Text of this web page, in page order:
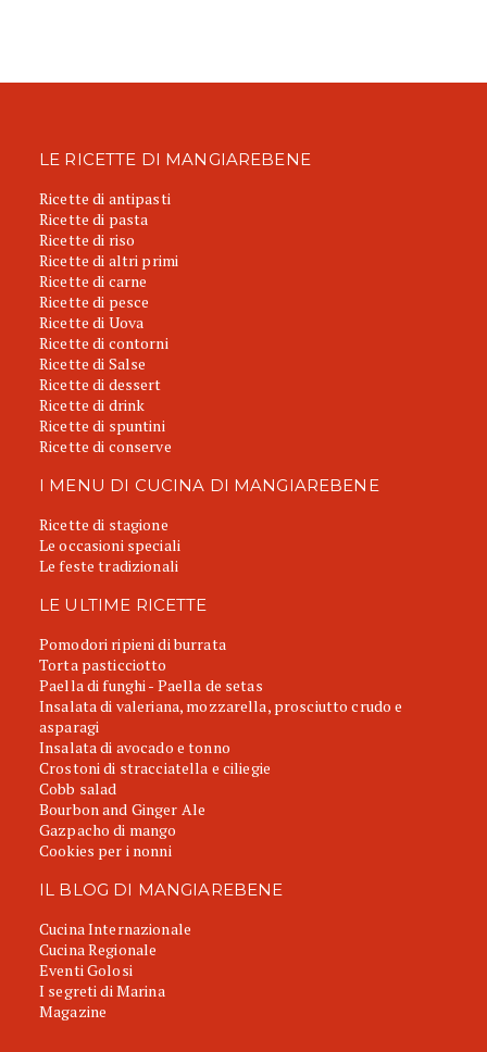
LE RICETTE DI MANGIAREBENE
Ricette di antipasti
Ricette di pasta
Ricette di riso
Ricette di altri primi
Ricette di carne
Ricette di pesce
Ricette di Uova
Ricette di contorni
Ricette di Salse
Ricette di dessert
Ricette di drink
Ricette di spuntini
Ricette di conserve
I MENU DI CUCINA DI MANGIAREBENE
Ricette di stagione
Le occasioni speciali
Le feste tradizionali
LE ULTIME RICETTE
Pomodori ripieni di burrata
Torta pasticciotto
Paella di funghi - Paella de setas
Insalata di valeriana, mozzarella, prosciutto crudo e
asparagi
Insalata di avocado e tonno
Crostoni di stracciatella e ciliegie
Cobb salad
Bourbon and Ginger Ale
Gazpacho di mango
Cookies per i nonni
IL BLOG DI MANGIAREBENE
Cucina Internazionale
Cucina Regionale
Eventi Golosi
I segreti di Marina
Magazine